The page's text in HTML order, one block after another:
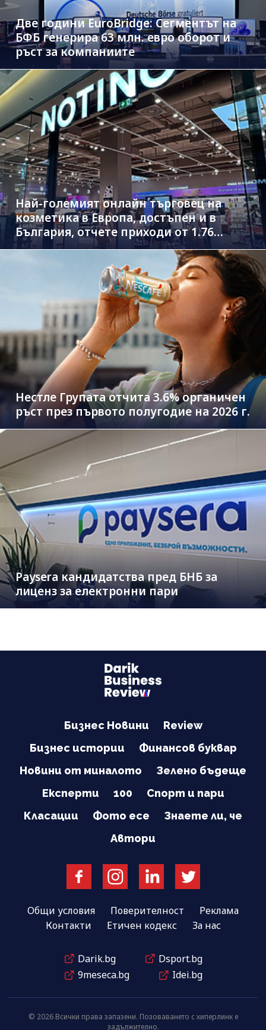
Две години EuroBridge: Сегментът на
БФБ генерира 63 млн. евро оборот и
ръст за компаниите
Най-големият онлайн търговец на
козметика в Европа, достъпен и в
България, отчете приходи от 1.76
млрд. евро
Нестле Групата отчита 3.6% органичен
ръст през първото полугодие на 2026 г.
Paysera кандидатства пред БНБ за
лиценз за електронни пари
Бизнес Новини
Review
Бизнес истории
Финансов буквар
Новини от миналото
Зелено бъдеще
Експерти
100
Спорт и пари
Класации
Фото есе
Знаете ли, че
Автори
Общи условия Поверителност
Реклама
Контакти
Етичен кодекс За нас
Darik.bg
Dsport.bg
9meseca.bg
Idei.bg
© 2026 Всички права запазени. Позоваването с хиперлинк е
задължително.